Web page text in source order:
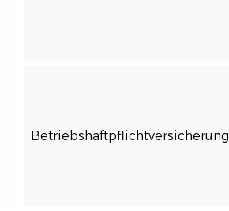
Betriebshaftpflichtversicherung